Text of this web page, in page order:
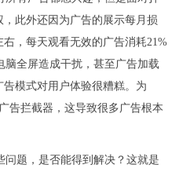
此外还因为广告的展示每月损
，每天观看无效的广告消耗21%
脑全屏造成干扰，甚至广告加载
模式对用户体验很糟糕。为
告拦截器，这导致很多广告根本
题，是否能得到解决？这就是